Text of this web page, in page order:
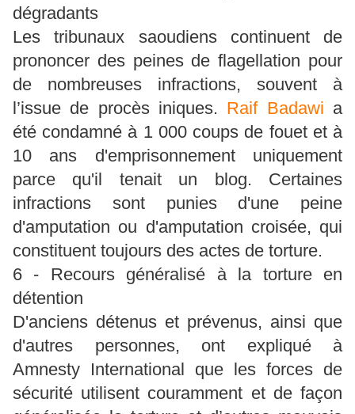
dégradants
Les tribunaux saoudiens continuent de
prononcer des peines de flagellation pour
de nombreuses infractions, souvent à
l’issue de procès iniques. Raif Badawi a
été condamné à 1 000 coups de fouet et à
10 ans d'emprisonnement uniquement
parce qu'il tenait un blog. Certaines
infractions sont punies d'une peine
d'amputation ou d'amputation croisée, qui
constituent toujours des actes de torture.
6 - Recours généralisé à la torture en
détention
D'anciens détenus et prévenus, ainsi que
d'autres personnes, ont expliqué à
Amnesty International que les forces de
sécurité utilisent couramment et de façon